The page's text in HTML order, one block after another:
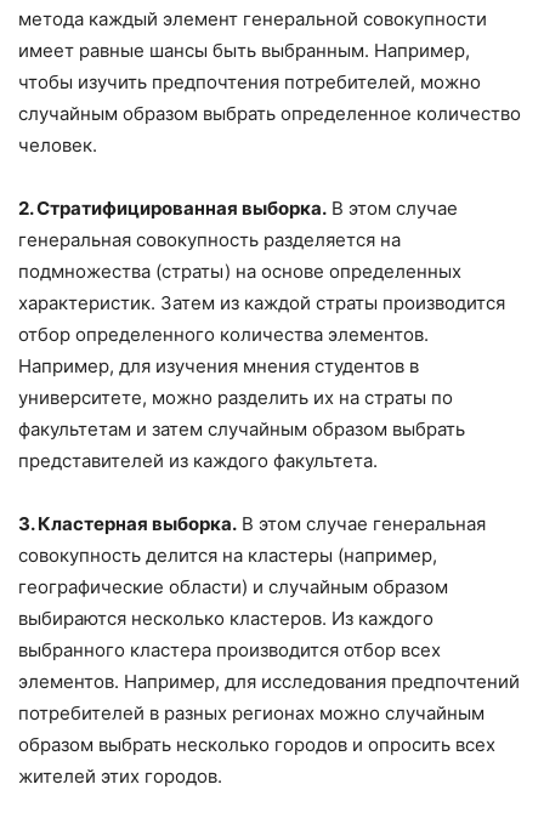
метода каждый элемент генеральной совокупности
имеет равные шансы быть выбранным. Например,
чтобы изучить предпочтения потребителей, можно
случайным образом выбрать определенное количество
человек.
2. Стратифицированная выборка. В этом случае
генеральная совокупность разделяется на
подмножества (страты) на основе определенных
характеристик. Затем из каждой страты производится
отбор определенного количества элементов.
Например, для изучения мнения студентов в
университете, можно разделить их на страты по
факультетам и затем случайным образом выбрать
представителей из каждого факультета.
3. Кластерная выборка. В этом случае генеральная
совокупность делится на кластеры (например,
географические области) и случайным образом
выбираются несколько кластеров. Из каждого
выбранного кластера производится отбор всех
элементов. Например, для исследования предпочтений
потребителей в разных регионах можно случайным
образом выбрать несколько городов и опросить всех
жителей этих городов.